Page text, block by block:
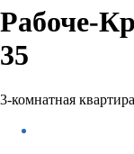
Рабоче-
35
3-комнатная квартира